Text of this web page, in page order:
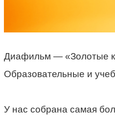
Диафильм — «Золотые
Образовательные и
У нас собрана самая